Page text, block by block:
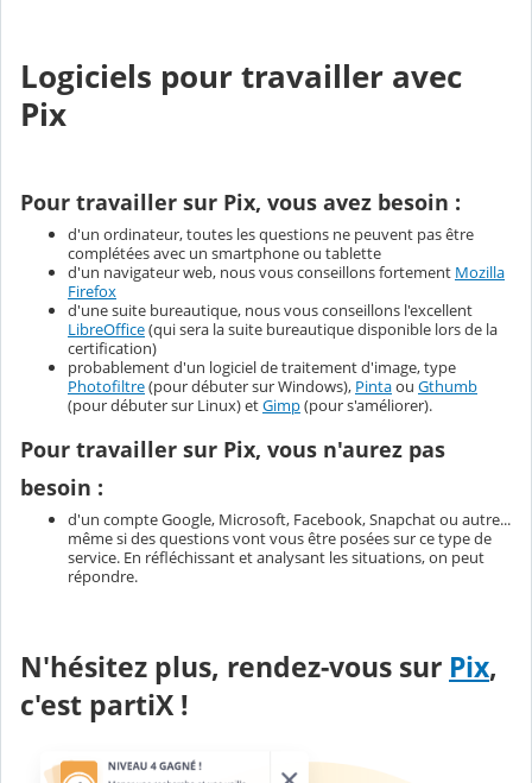
Logiciels pour travailler avec
Pix
Pour travailler sur Pix, vous avez besoin :
d'un ordinateur, toutes les questions ne peuvent pas être
complétées avec un smartphone ou tablette
d'un navigateur web, nous vous conseillons fortement Mozilla
Firefox
d'une suite bureautique, nous vous conseillons l'excellent
LibreOffice(qui sera la suite bureautique disponible lors de la
certification)
probablement d'un logiciel de traitement d'image, type
Photofiltre(pour débuter sur Windows), Pintaou Gthumb
(pour débuter sur Linux) etGimp(pour s'améliorer).
Pour travailler sur Pix, vous n'aurez pas
besoin :
d'un compte Google, Microsoft, Facebook, Snapchat ou autre...
même si des questions vont vous être posées sur ce type de
service. En réfléchissant et analysant les situations, on peut
répondre.
N'hésitez plus, rendez-vous sur Pix,
c'est partiX !